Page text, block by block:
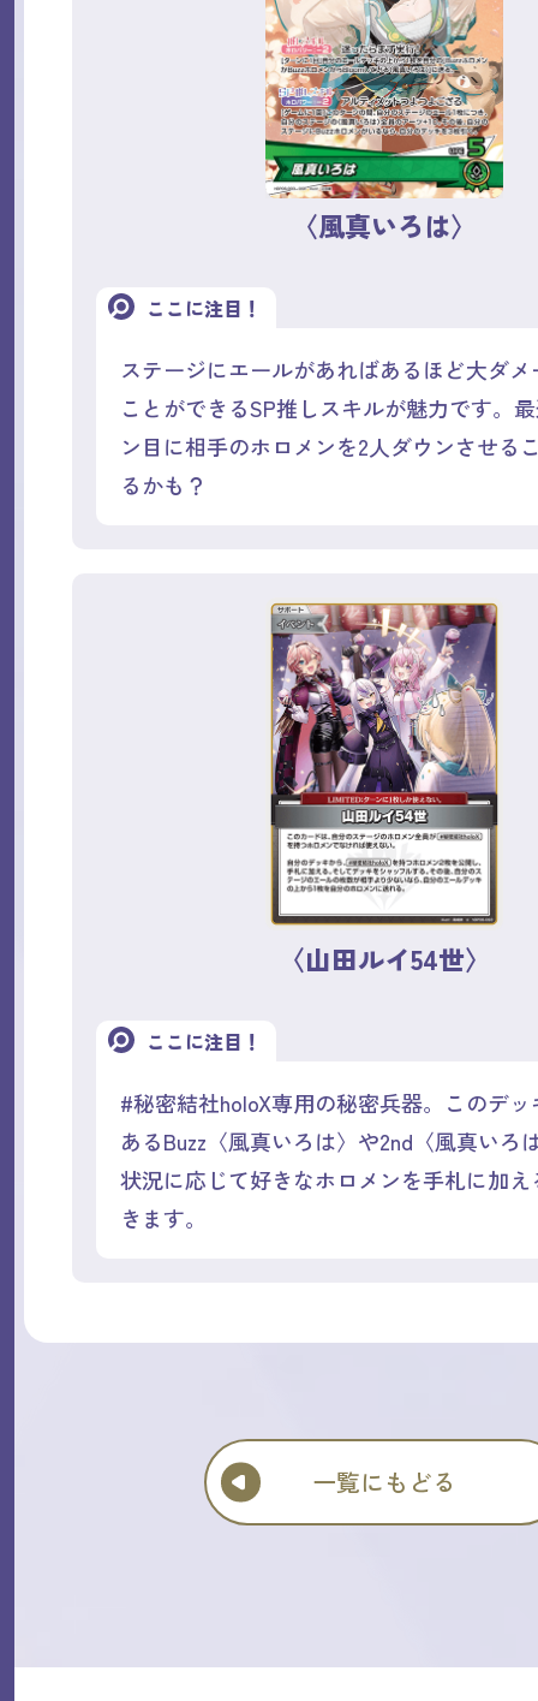
〈風真いろは〉
ここに注目！
ステージにエールがあればあるほど大ダ
ことができるSP推しスキルが魅力です。
ン目に相手のホロメンを2人ダウンさせる
るかも？
〈山田ルイ54世〉
ここに注目！
#秘密結社holoX専用の秘密兵器。このデ
あるBuzz〈風真いろは〉や2nd〈風真いろ
状況に応じて好きなホロメンを手札に加
きます。
一覧にもどる